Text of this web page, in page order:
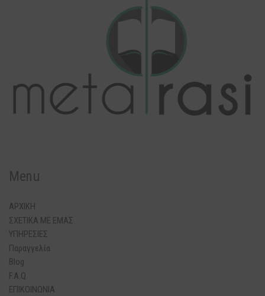
Menu
ΑΡΧΙΚΗ
ΣΧΕΤΙΚΑ ΜΕ ΕΜΑΣ
ΥΠΗΡΕΣΙΕΣ
Παραγγελία
Blog
F.A.Q.
ΕΠΙΚΟΙΝΩΝΙΑ